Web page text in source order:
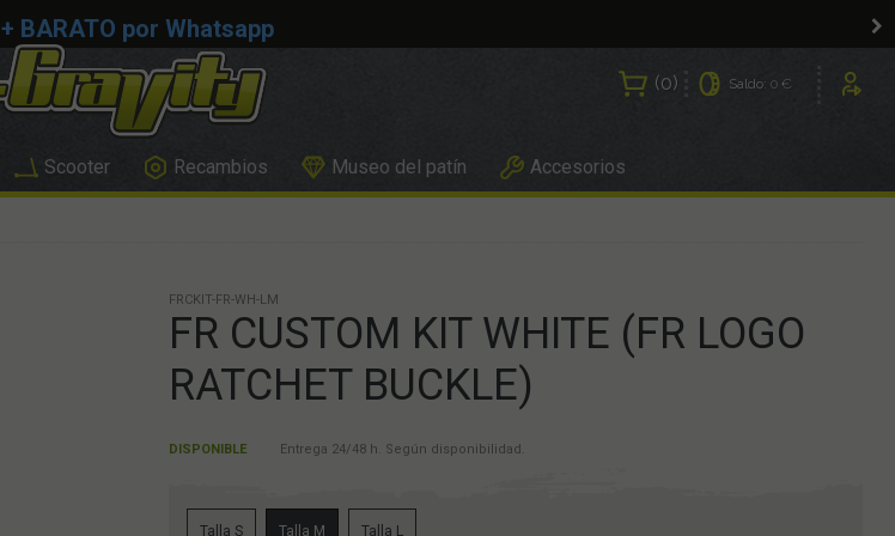
+ BARATO por Whatsapp
0 Saldo: 0 €
Scooter Recambios Museo del patín Accesorios
FRCKIT-FR-WH-LM
FR CUSTOM KIT WHITE (FR LOGO
RATCHET BUCKLE)
DISPONIBLE Entrega 24/48 h. Según disponibilidad.
Talla S Talla M Talla L